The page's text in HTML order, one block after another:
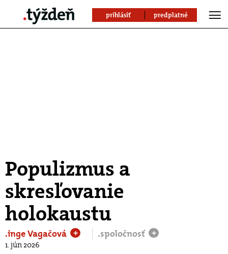
prihlásiť predplatné
Populizmus a
skresľovanie
holokaustu
.inge Vagačová + .spoločnosť +
1. jún 2026